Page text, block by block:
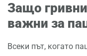
Защо
важни за
Всеки път, когато